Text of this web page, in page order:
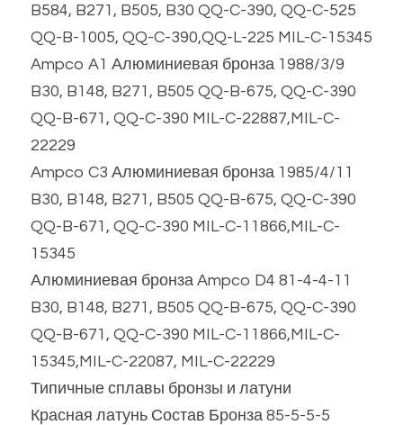
B584, B271, B505, B30 QQ-C-390, QQ-C-525
QQ-B-1005, QQ-C-390,QQ-L-225 MIL-C-15345
Ampco A1 Алюминиевая бронза 1988/3/9
B30, B148, B271, B505 QQ-B-675, QQ-C-390
QQ-B-671, QQ-C-390 MIL-C-22887,MIL-C-
22229
Ampco C3 Алюминиевая бронза 1985/4/11
B30, B148, B271, B505 QQ-B-675, QQ-C-390
QQ-B-671, QQ-C-390 MIL-C-11866,MIL-C-
15345
Алюминиевая бронза Ampco D4 81-4-4-11
B30, B148, B271, B505 QQ-B-675, QQ-C-390
QQ-B-671, QQ-C-390 MIL-C-11866,MIL-C-
15345,MIL-C-22087, MIL-C-22229
Типичные сплавы бронзы и латуни
Красная латунь Состав Бронза 85-5-5-5